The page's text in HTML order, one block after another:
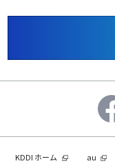
KDDI ホーム au